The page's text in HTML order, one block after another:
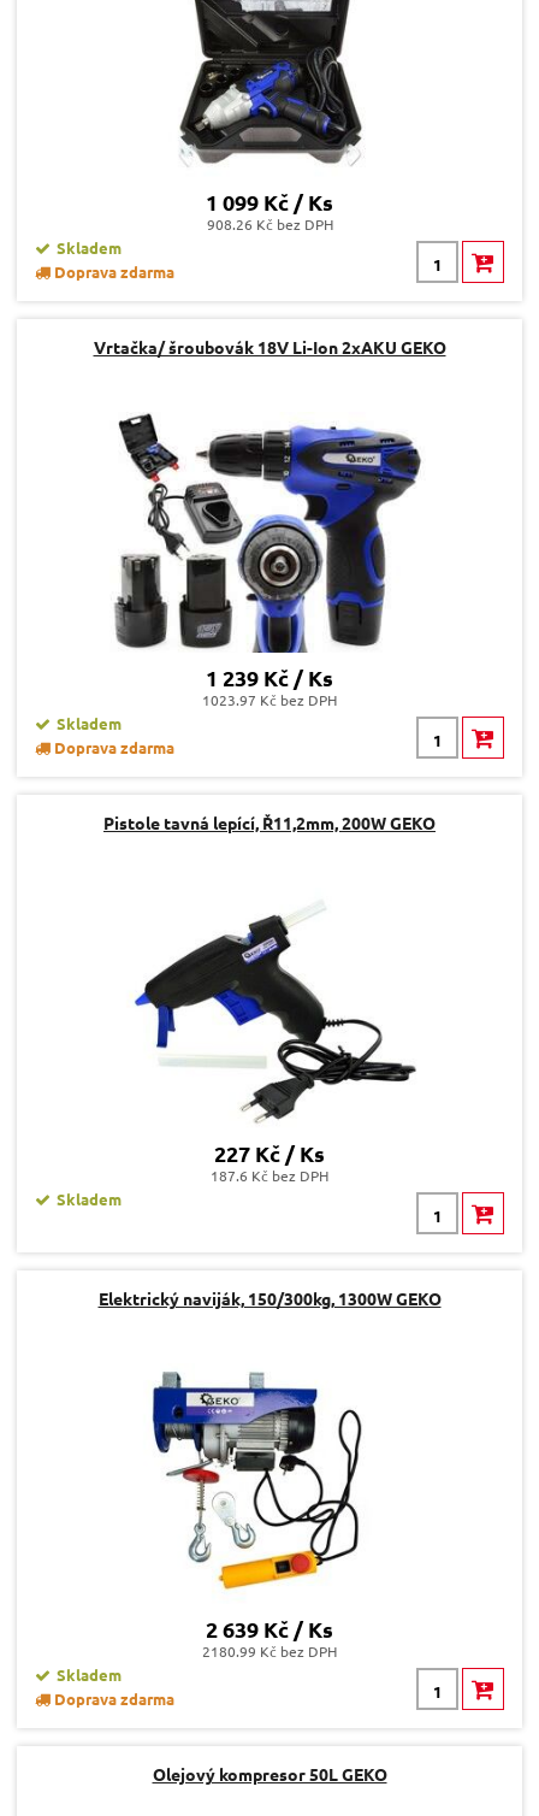
1 099 Kč / Ks
908.26 Kč bez DPH
Skladem
Doprava zdarma
Vrtačka/ šroubovák 18V Li-Ion 2xAKU GEKO
1 239 Kč / Ks
1023.97 Kč bez DPH
Skladem
Doprava zdarma
Pistole tavná lepící, Ř11,2mm, 200W GEKO
227 Kč / Ks
187.6 Kč bez DPH
Skladem
Elektrický naviják, 150/300kg, 1300W GEKO
2 639 Kč / Ks
2180.99 Kč bez DPH
Skladem
Doprava zdarma
Olejový kompresor 50L GEKO